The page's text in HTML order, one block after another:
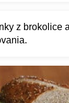
z brokolice